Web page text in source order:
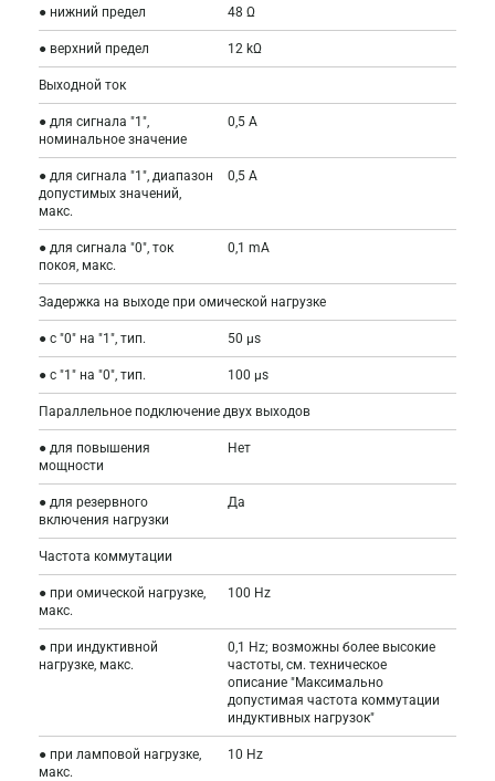
● нижний предел 48 Ω
● верхний предел 12 kΩ
Выходной ток
● для сигнала "1",
номинальное значение
0,5 A
● для сигнала "1", диапазон
допустимых значений,
макс.
0,5 A
● для сигнала "0", ток
покоя, макс.
0,1 mA
Задержка на выходе при омической нагрузке
● с "0" на "1", тип. 50 µs
● с "1" на "0", тип. 100 µs
Параллельное подключение двух выходов
● для повышения
мощности
Нет
● для резервного
включения нагрузки
Да
Частота коммутации
● при омической нагрузке,
макс.
100 Hz
● при индуктивной
нагрузке, макс.
0,1 Hz; возможны более высокие
частоты, см. техническое
описание "Максимально
допустимая частота коммутации
индуктивных нагрузок"
● при ламповой нагрузке,
макс.
10 Hz